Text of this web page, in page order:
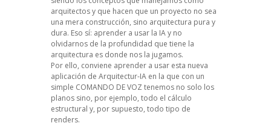
arquitectos y que hacen que un proyecto no sea
una mera construcción, sino arquitectura pura y
dura. Eso sí: aprender a usar la IA y no
olvidarnos de la profundidad que tiene la
arquitectura es donde nos la jugamos.
Por ello, conviene aprender a usar esta nueva
aplicación de Arquitectur-IA en la que con un
simple COMANDO DE VOZ tenemos no solo los
planos sino, por ejemplo, todo el cálculo
estructural y, por supuesto, todo tipo de
renders.